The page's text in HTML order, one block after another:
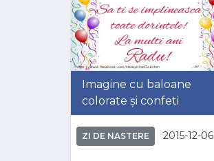
Imagine cu baloane
colorate și confeti
ZI DE NASTERE 2015-12-06